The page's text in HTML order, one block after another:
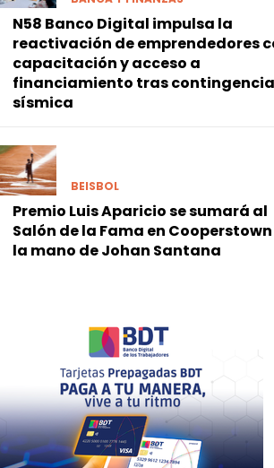
N58 Banco Digital impulsa la
reactivación de emprendedores
capacitación y acceso a
financiamiento tras contingencia
sísmica
BEISBOL
Premio Luis Aparicio se sumará al
Salón de la Fama en
la mano de Johan Santana